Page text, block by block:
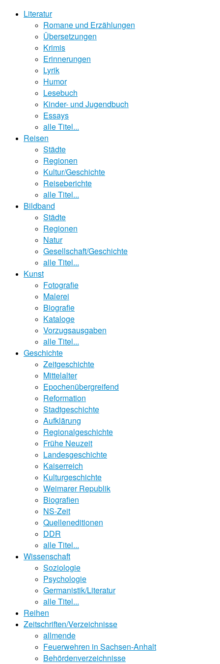
Literatur
Romane und Erzählungen
Übersetzungen
Krimis
Erinnerungen
Lyrik
Humor
Lesebuch
Kinder- und Jugendbuch
Essays
alle Titel...
Reisen
Städte
Regionen
Kultur/Geschichte
Reiseberichte
alle Titel...
Bildband
Städte
Regionen
Natur
Gesellschaft/Geschichte
alle Titel...
Kunst
Fotografie
Malerei
Biografie
Kataloge
Vorzugsausgaben
alle Titel...
Geschichte
Zeitgeschichte
Mittelalter
Epochenübergreifend
Reformation
Stadtgeschichte
Aufklärung
Regionalgeschichte
Frühe Neuzeit
Landesgeschichte
Kaiserreich
Kulturgeschichte
Weimarer Republik
Biografien
NS-Zeit
Quelleneditionen
DDR
alle Titel...
Wissenschaft
Soziologie
Psychologie
Germanistik/Literatur
alle Titel...
Reihen
Zeitschriften/Verzeichnisse
allmende
Feuerwehren in Sachsen-Anhalt
Behördenverzeichnisse